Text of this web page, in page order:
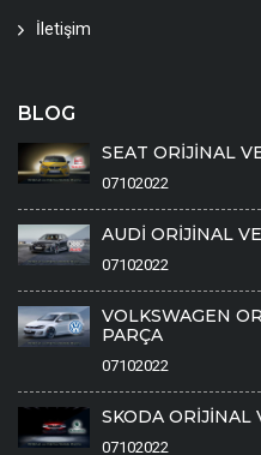
İletişim
BLOG
SEAT ORİJİNAL
07102022
AUDİ ORİJİNAL
07102022
VOLKSWAGEN
PARÇA
07102022
SKODA ORİJİNAL
07102022